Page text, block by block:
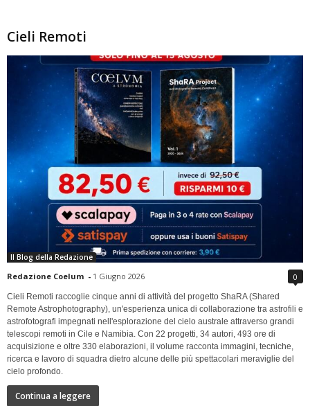
Cieli Remoti
Il Blog della Redazione
Redazione Coelum - 1 Giugno 2026 0
Cieli Remoti raccoglie cinque anni di attività del progetto ShaRA (Shared
Remote Astrophotography), un'esperienza unica di collaborazione tra astrofili e
astrofotografi impegnati nell'esplorazione del cielo australe attraverso grandi
telescopi remoti in Cile e Namibia. Con 22 progetti, 34 autori, 493 ore di
acquisizione e oltre 330 elaborazioni, il volume racconta immagini, tecniche,
ricerca e lavoro di squadra dietro alcune delle più spettacolari meraviglie del
cielo profondo.
Continua a leggere